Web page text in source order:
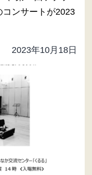
コンサートが2023
2023年10月18日